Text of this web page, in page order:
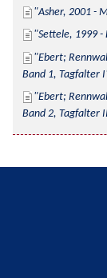
Asher, 2001 -
Settele, 1999 -
Ebert;
Band 1, Tagfalter I
Ebert;
Band 2, Tagfalter II